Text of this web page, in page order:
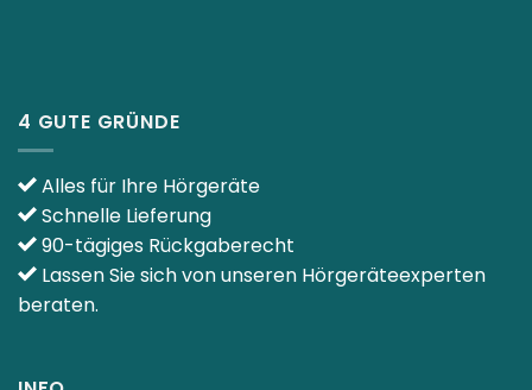
4 GUTE GRÜNDE
Alles für Ihre Hörgeräte
Schnelle Lieferung
90-tägiges Rückgaberecht
Lassen Sie sich von unseren Hörgeräteexperten
beraten.